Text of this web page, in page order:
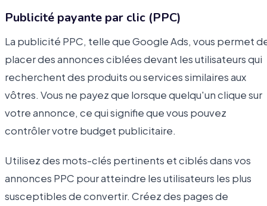
Publicité payante par clic (PPC)
La publicité PPC, telle que Google Ads, vous permet
placer des annonces ciblées devant les utilisateurs qui
recherchent des produits ou services similaires aux
vôtres. Vous ne payez que lorsque quelqu'un clique sur
votre annonce, ce qui signifie que vous pouvez
contrôler votre budget publicitaire.
Utilisez des mots-clés pertinents et ciblés dans vos
annonces PPC pour atteindre les utilisateurs les plus
susceptibles de convertir. Créez des pages de